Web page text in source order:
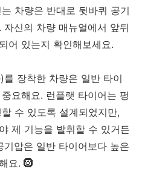
차량은 반대로 뒷바퀴 공기
신의 차량 매뉴얼에서 앞뒤
어 있는지 확인해보세요.
장착한 차량은 일반 타이
요해요. 런플랫 타이어는 펑
수 있도록 설계되었지만,
제 기능을 발휘할 수 있거든
압은 일반 타이어보다 높은
요. 🛞